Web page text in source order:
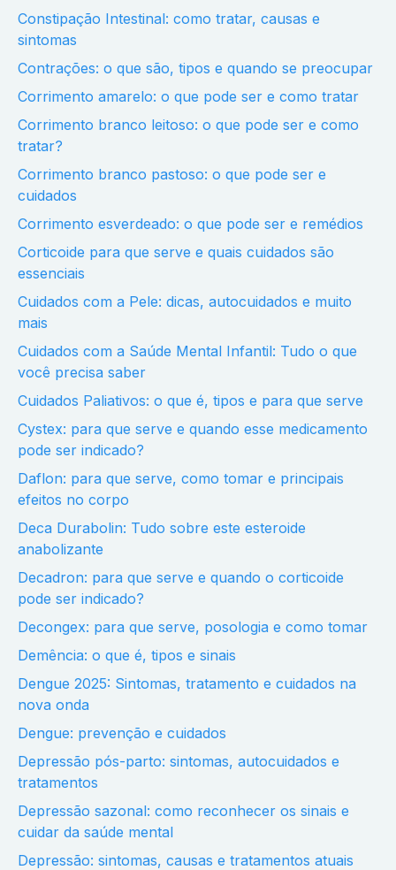
Constipação Intestinal: como tratar, causas e
sintomas
Contrações: o que são, tipos e quando se preocupar
Corrimento amarelo: o que pode ser e como tratar
Corrimento branco leitoso: o que pode ser e como
tratar?
Corrimento branco pastoso: o que pode ser e
cuidados
Corrimento esverdeado: o que pode ser e remédios
Corticoide para que serve e quais cuidados são
essenciais
Cuidados com a Pele: dicas, autocuidados e muito
mais
Cuidados com a Saúde Mental Infantil: Tudo o que
você precisa saber
Cuidados Paliativos: o que é, tipos e para que serve
Cystex: para que serve e quando esse medicamento
pode ser indicado?
Daflon: para que serve, como tomar e principais
efeitos no corpo
Deca Durabolin: Tudo sobre este esteroide
anabolizante
Decadron: para que serve e quando o corticoide
pode ser indicado?
Decongex: para que serve, posologia e como tomar
Demência: o que é, tipos e sinais
Dengue 2025: Sintomas, tratamento e cuidados na
nova onda
Dengue: prevenção e cuidados
Depressão pós-parto: sintomas, autocuidados e
tratamentos
Depressão sazonal: como reconhecer os sinais e
cuidar da saúde mental
Depressão: sintomas, causas e tratamentos atuais